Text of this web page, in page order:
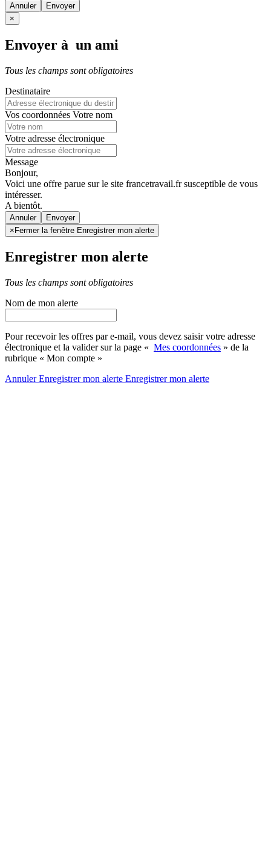
Annuler
×
Envoyer à un ami
Tous les champs sont obligatoires
Destinataire
Vos coordonnées Votre nom
Votre adresse électronique
Message
Bonjour,
Voici une offre parue sur le site francetravail.fr susceptible de vous
intéresser.
A bientôt.
Annuler
× Fermer la fenêtre Enregistrer mon alerte
Enregistrer mon alerte
Tous les champs sont obligatoires
Nom de mon alerte
Pour recevoir les offres par e-mail, vous devez saisir votre adresse
électronique et la valider sur la page « Mes coordonnées » de la
rubrique « Mon compte »
AnnulerEnregistrer mon alerte Enregistrermon alerte